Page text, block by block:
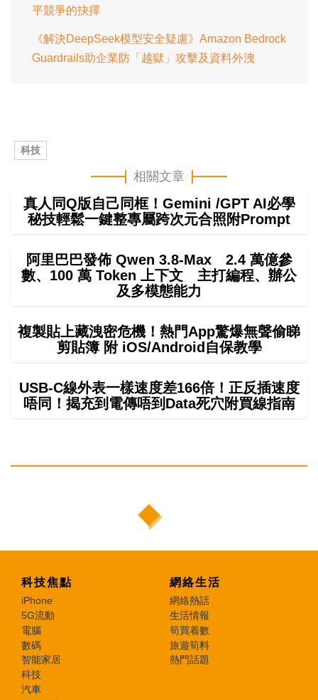
平競爭的抉擇
《解決DeepSeek模型安全疑慮》Amazon Bedrock
Guardrails助企業防「越獄」攻擊及資料外洩
科技
相關文章
真人同Q版自己同框！Gemini /GPT AI必學
秘技輕鬆一鍵整專屬跨次元合照附Prompt
阿里巴巴發佈 Qwen 3.8-Max 2.4 萬億參
數、100 萬 Token 上下文 主打編程、辦公
及多模態能力
複製貼上藏洩密危機！熱門App驚爆無聲偷睇
剪貼簿 附 iOS/Android自保教學
USB-C線外表一樣速度差166倍！正反插速度
唔同！揭充到電傳唔到Data死穴附買線指南
科技焦點
iPhone
5G流動
電腦
數碼
智能家居
科技
汽車
網絡生活
網絡熱話
生活情報
筍買着數
旅遊筍料
熱門話題